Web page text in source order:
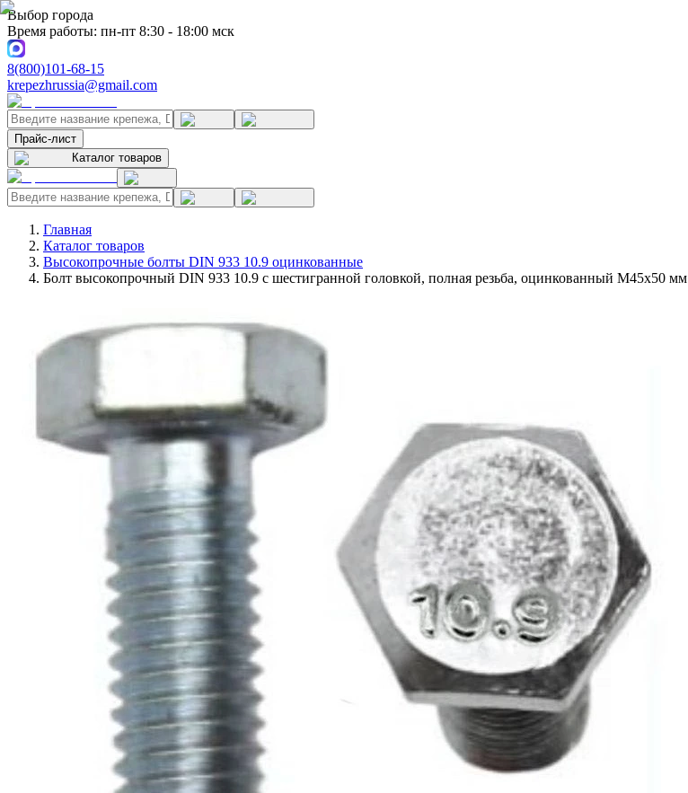
Выбор города
Время работы: пн-пт 8:30 - 18:00 мск
8(800)101-68-15
krepezhrussia@gmail.com
Прайс-лист
Каталог товаров
Главная
Каталог товаров
Высокопрочные болты DIN 933 10.9 оцинкованные
Болт высокопрочный DIN 933 10.9 с шестигранной головкой, полная резьба, оцинкованный M45x50 мм